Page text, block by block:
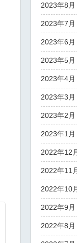
2023年8月
2023年7月
2023年6月
2023年5月
2023年4月
2023年3月
2023年2月
2023年1月
2022年12
2022年11
2022年10
2022年9月
2022年8月